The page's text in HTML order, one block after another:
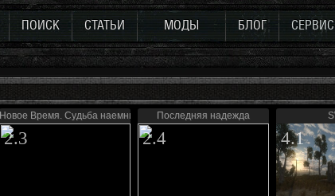
ПОИСК СТАТЬИ МОДЫ БЛОГ
Новое Время. Судьба наемника
2.3
Последняя надежда
2.4 4.1